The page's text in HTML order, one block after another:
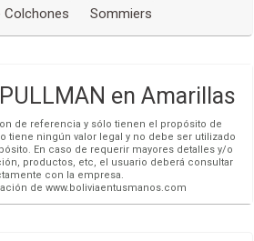
Colchones Sommiers
en Amarillas
de referencia y sólo tienen el propósito de
tiene ningún valor legal y no debe ser utilizado
En caso de requerir mayores detalles y/o
productos, etc, el usuario deberá consultar
con la empresa.
de www.boliviaentusmanos.com